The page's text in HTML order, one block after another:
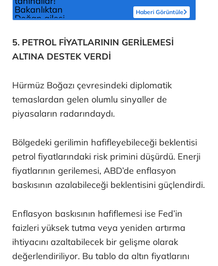
Haberi Görüntüle
5. PETROL FİYATLARININ GERİLEMESİ
ALTINA DESTEK VERDİ
Hürmüz Boğazı çevresindeki diplomatik
temaslardan gelen olumlu sinyaller de
piyasaların radarındaydı.
Bölgedeki gerilimin hafifleyebileceği beklentisi
petrol fiyatlarındaki risk primini düşürdü. Enerji
fiyatlarının gerilemesi, ABD’de enflasyon
baskısının azalabileceği beklentisini güçlendirdi.
Enflasyon baskısının hafiflemesi ise Fed’in
faizleri yüksek tutma veya yeniden artırma
ihtiyacını azaltabilecek bir gelişme olarak
değerlendiriliyor. Bu tablo da altın fiyatlarını